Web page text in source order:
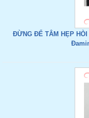
ĐỪNG ĐỂ TÂM HẸP